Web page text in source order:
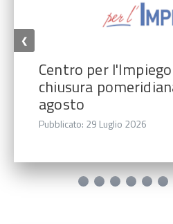
Centro per
chiusura
agosto
Pubblicato: 29 Luglio 2026
❮